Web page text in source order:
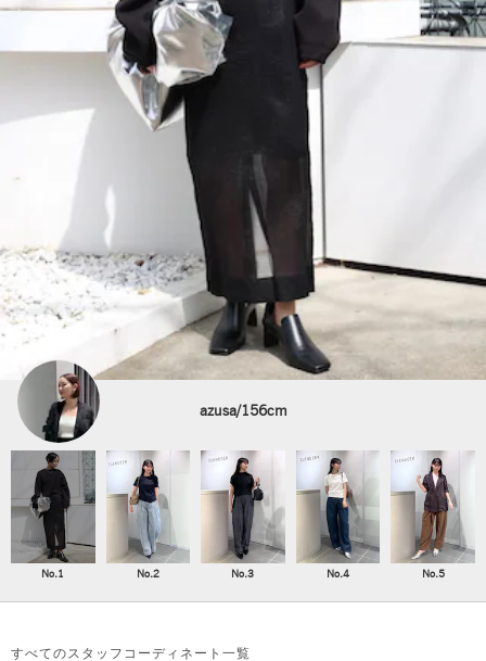
azusa/156cm
No.1 No.2 No.3 No.4 No.5
すべてのスタッフコーディネート一覧